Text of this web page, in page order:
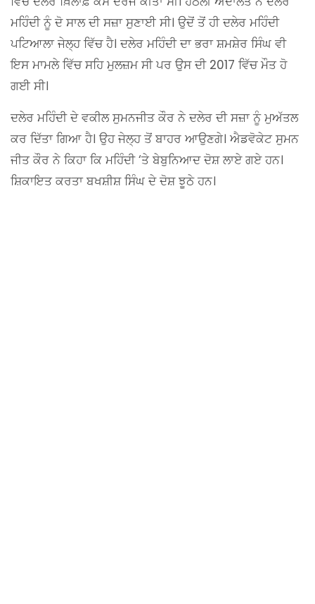
ਮਹਿੰਦੀ ਨੂੰ ਦੋ ਸਾਲ ਦੀ ਸਜ਼ਾ ਸੁਣਾਈ ਸੀ। ਉਦੋਂ ਤੋਂ ਹੀ ਦਲੇਰ ਮਹਿੰਦੀ
ਪਟਿਆਲਾ ਜੇਲ੍ਹ ਵਿੱਚ ਹੈ। ਦਲੇਰ ਮਹਿੰਦੀ ਦਾ ਭਰਾ ਸ਼ਮਸ਼ੇਰ ਸਿੰਘ ਵੀ
ਇਸ ਮਾਮਲੇ ਵਿੱਚ ਸਹਿ ਮੁਲਜ਼ਮ ਸੀ ਪਰ ਉਸ ਦੀ 2017 ਵਿੱਚ ਮੌਤ ਹੋ
ਗਈ ਸੀ।
ਦਲੇਰ ਮਹਿੰਦੀ ਦੇ ਵਕੀਲ ਸੁਮਨਜੀਤ ਕੌਰ ਨੇ ਦਲੇਰ ਦੀ ਸਜ਼ਾ ਨੂੰ ਮੁਅੱਤਲ
ਕਰ ਦਿੱਤਾ ਗਿਆ ਹੈ। ਉਹ ਜੇਲ੍ਹ ਤੋਂ ਬਾਹਰ ਆਉਣਗੇ। ਐਡਵੋਕੇਟ ਸੁਮਨ
ਜੀਤ ਕੌਰ ਨੇ ਕਿਹਾ ਕਿ ਮਹਿੰਦੀ ‘ਤੇ ਬੇਬੁਨਿਆਦ ਦੋਸ਼ ਲਾਏ ਗਏ ਹਨ।
ਸ਼ਿਕਾਇਤ ਕਰਤਾ ਬਖਸ਼ੀਸ਼ ਸਿੰਘ ਦੇ ਦੋਸ਼ ਝੂਠੇ ਹਨ।